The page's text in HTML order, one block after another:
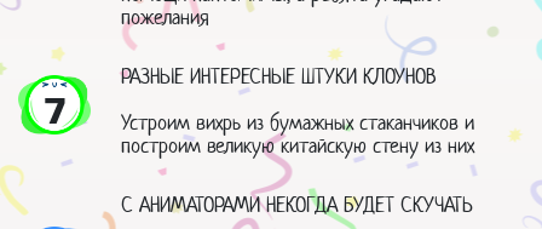
пожелания
7
РАЗНЫЕ ИНТЕРЕСНЫЕ ШТУКИ КЛОУНОВ
Устроим вихрь из бумажных стаканчиков и
построим великую китайскую стену из них
С АНИМАТОРАМИ НЕКОГДА БУДЕТ СКУЧАТЬ